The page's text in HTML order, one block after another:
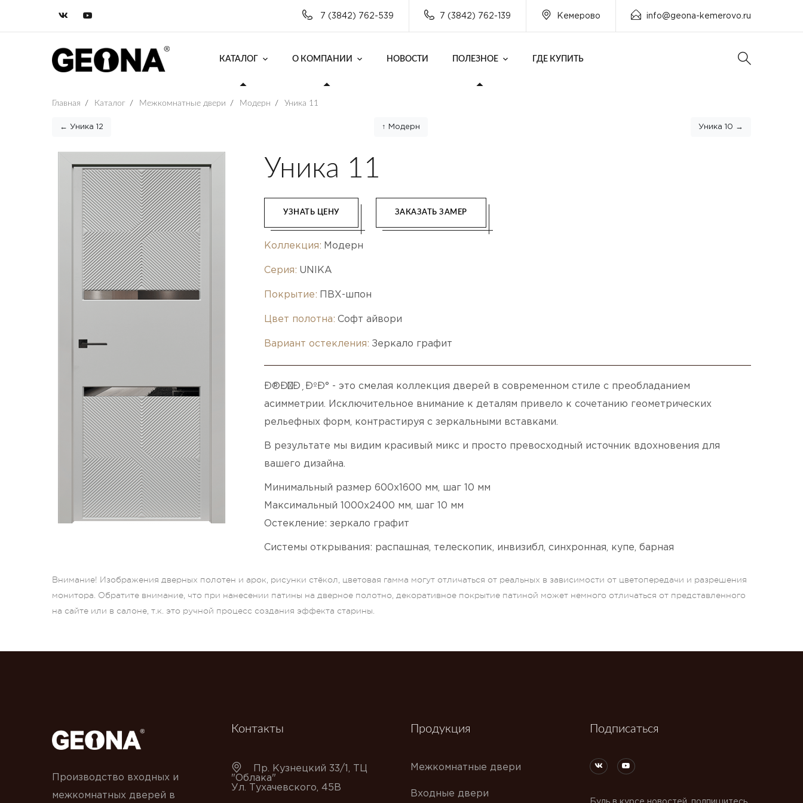
7 (3842) 762-539 7 (3842) 762-139 Кемерово info@geona-kemerovo.ru
КАТАЛОГ О КОМПАНИИ НОВОСТИ ПОЛЕЗНОЕ ГДЕ КУПИТЬ
Главная / Каталог / Межкомнатные двери / Модерн / Уника 11
← Уника 12 ↑ Модерн Уника 10 →
Уника 11
УЗНАТЬ ЦЕНУ ЗАКАЗАТЬ ЗАМЕР
Коллекция: Модерн
Серия: UNIKA
Покрытие: ПВХ-шпон
Цвет полотна: Софт айвори
Вариант остекления: Зеркало графит
Ð®Ð½Ð¸ÐºÐ° - это смелая коллекция дверей в современном стиле с преобладанием
асимметрии. Исключительное внимание к деталям привело к сочетанию геометрических
рельефных форм, контрастируя с зеркальными вставками.
В результате мы видим красивый микс и просто превосходный источник вдохновения для
вашего дизайна.
Минимальный размер 600х1600 мм, шаг 10 мм
Максимальный 1000х2400 мм, шаг 10 мм
Остекление: зеркало графит
Системы открывания: распашная, телескопик, инвизибл, синхронная, купе, барная
Внимание! Изображения дверных полотен и арок, рисунки стёкол, цветовая гамма могут отличаться от реальных в зависимости от цветопередачи и разрешения
монитора. Обратите внимание, что при нанесении патины на дверное полотно, декоративное покрытие патиной может немного отличаться от представленного
на сайте или в салоне, т.к. это ручной процесс создания эффекта старины.
Производство входных и
межкомнатных дверей в
Контакты
Пр. Кузнецкий 33/1, ТЦ
"Облака"
Ул. Тухачевского, 45В
Продукция
Межкомнатные двери
Входные двери
Подписаться